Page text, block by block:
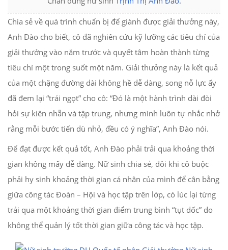
Chia sẻ về quá trình chuẩn bị để giành được giải thưởng này,
Anh Đào cho biết, cô đã nghiên cứu kỹ lưỡng các tiêu chí của
giải thưởng vào năm trước và quyết tâm hoàn thành từng
tiêu chí một trong suốt một năm. Giải thưởng này là kết quả
của một chặng đường dài không hề dễ dàng, song nỗ lực ấy
đã đem lại “trái ngọt” cho cô: “Đó là một hành trình dài đòi
hỏi sự kiên nhẫn và tập trung, nhưng mình luôn tự nhắc nhở
rằng mỗi bước tiến dù nhỏ, đều có ý nghĩa”, Anh Đào nói.
Để đạt được kết quả tốt, Anh Đào phải trải qua khoảng thời
gian không mấy dễ dàng. Nữ sinh chia sẻ, đôi khi cô buộc
phải hy sinh khoảng thời gian cá nhân của mình để cân bằng
giữa công tác Đoàn – Hội và học tập trên lớp, có lúc lại từng
trải qua một khoảng thời gian điểm trung bình “tụt dốc” do
không thể quản lý tốt thời gian giữa công tác và học tập.